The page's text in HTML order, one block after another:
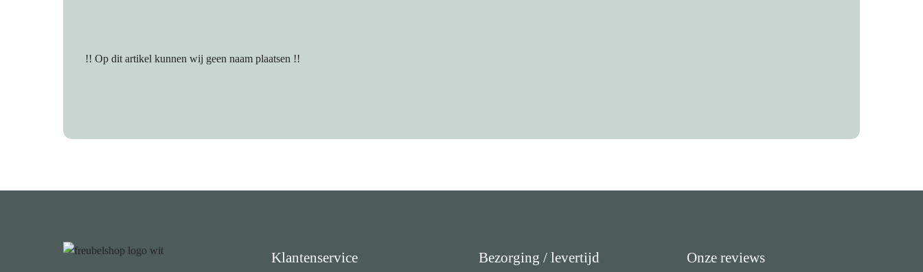
!! Op dit artikel kunnen wij geen naam plaatsen !!
Klantenservice Bezorging / levertijd Onze reviews